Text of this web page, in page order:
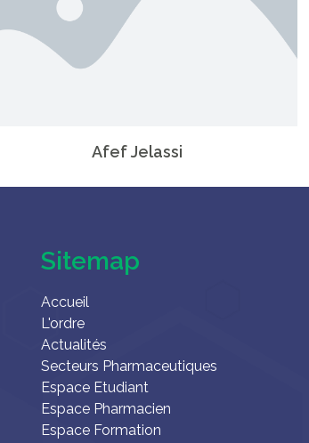
Afef Jelassi
Sitemap
Accueil
L'ordre
Actualités
Secteurs Pharmaceutiques
Espace Etudiant
Espace Pharmacien
Espace Formation